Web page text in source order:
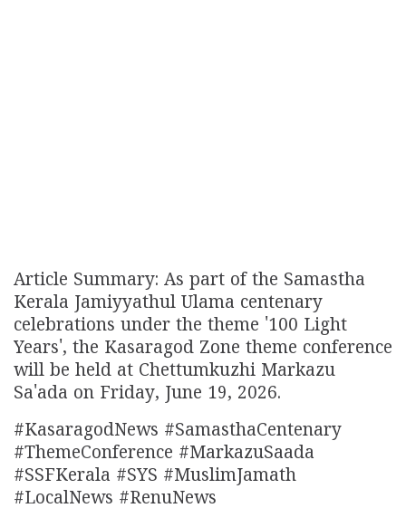
Article Summary: As part of the Samastha
Kerala Jamiyyathul Ulama centenary
celebrations under the theme '100 Light
Years', the Kasaragod Zone theme conference
will be held at Chettumkuzhi Markazu
Sa'ada on Friday, June 19, 2026.
#KasaragodNews #SamasthaCentenary
#ThemeConference #MarkazuSaada
#SSFKerala #SYS #MuslimJamath
#LocalNews #RenuNews